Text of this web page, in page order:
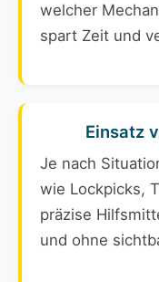
welcher
spart Zeit und
Einsatz
Je nach
wie Lockpicks,
präzise
und ohne